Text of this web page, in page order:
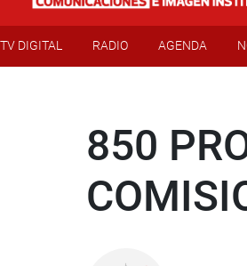
TV DIGITAL RADIO AGENDA
850